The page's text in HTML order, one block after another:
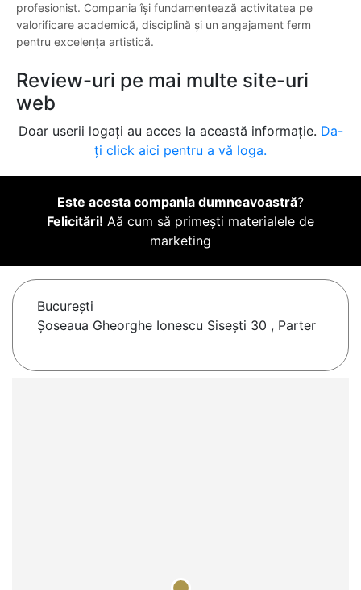
profesionist. Compania își fundamentează activitatea pe
valorificare academică, disciplină și un angajament ferm
pentru excelența artistică.
Review-uri pe mai multe site-uri
web
Doar userii logați au acces la această informație. Da-
ți click aici pentru a vă loga.
Este acesta compania dumneavoastră?
Felicitări! Aă cum să primești materialele de
marketing
Bucureşti
Șoseaua Gheorghe Ionescu Sisești 30 , Parter